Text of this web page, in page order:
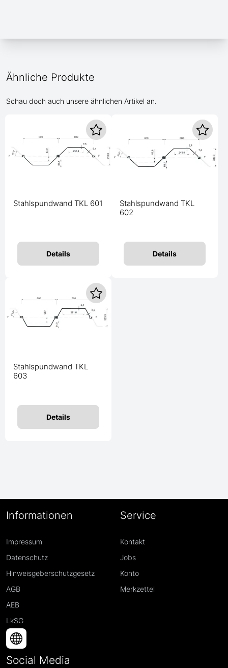
Ähnliche Produkte
Schau doch auch unsere ähnlichen Artikel an.
Stahlspundwand TKL 601
Details
Stahlspundwand TKL
602
Details
Stahlspundwand TKL
603
Details
Informationen
Impressum
Datenschutz
Hinweisgeberschutzgesetz
AGB
AEB
LkSG
Service
Kontakt
Jobs
Konto
Merkzettel
Social Media